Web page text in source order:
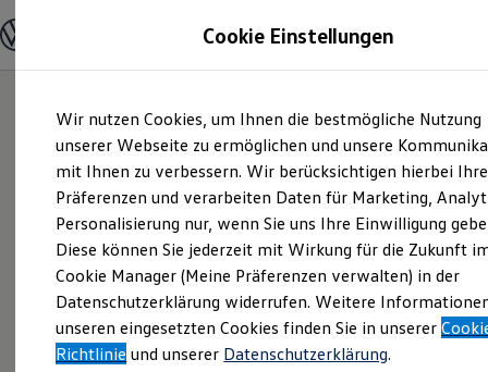
Hauptinhalt
springen
Footer
springen
Modelle und Konfigurator
Modelle vergleichen
Elektroautos
ENERGY Sondermodelle
Nutzfahrzeuge
SUV und CUV
Familienautos
Kombis
Kompaktwagen
Sportwagen
Schnell verfügbare Fahrzeuge
Angebote und Produkte
Aktuelle Angebote
E-Auto-Förderung
Volkswagen Marktplatz
Cookie Einstellungen
Wir nutzen Cookies, um Ihnen die bestmögliche Nutzung
unserer Webseite zu ermöglichen und unsere
mit Ihnen zu verbessern. Wir berücksichtigen hierbei Ihre
Präferenzen und verarbeiten Daten für Marketing,
Personalisierung nur, wenn Sie uns Ihre Einwilligung
Diese können Sie jederzeit mit Wirkung für die Zukunft
Cookie Manager (Meine Präferenzen verwalten) in der
Datenschutzerklärung widerrufen. Weitere
unseren eingesetzten Cookies finden Sie in unserer
Richtlinie und unserer Datenschutzerklärung.